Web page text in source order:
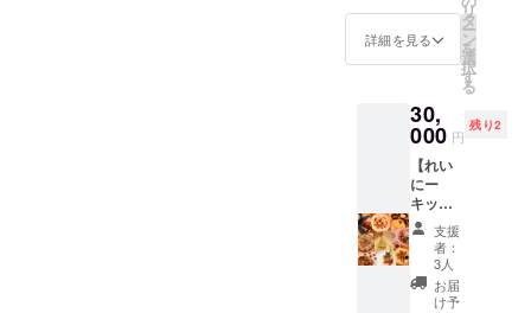
員登録
になり
ます。
様）
方のス
ペシャ
ルコー
スで
ミュリ
ボン
を、遠
方でも
楽しめ
ます！
クラウ
ドファ
ンディ
ング限
定Tシャ
詳細を見る
リ
タ
ー
ン
を
選
択
す
る
30,
000 円
残り2
【れい
にー
キッチ
ンお料
理教
室】
コース
キッチ
支援
者：
3人
お届
け予